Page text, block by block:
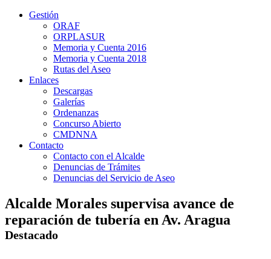
Gestión
ORAF
ORPLASUR
Memoria y Cuenta 2016
Memoria y Cuenta 2018
Rutas del Aseo
Enlaces
Descargas
Galerías
Ordenanzas
Concurso Abierto
CMDNNA
Contacto
Contacto con el Alcalde
Denuncias de Trámites
Denuncias del Servicio de Aseo
Alcalde Morales supervisa avance de
reparación de tubería en Av. Aragua
Destacado